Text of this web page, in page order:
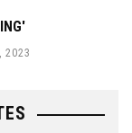
2023